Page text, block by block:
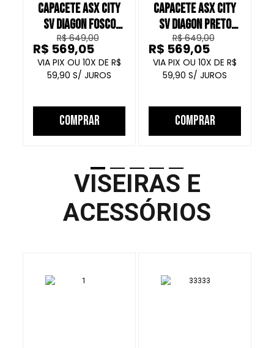
CAPACETE ASX CITY
SV DIAGON FOSCO
CINZA ROSA ROXO
R$ 649,00
10
R$
59,90
R$ 569,05
COMPRAR
CAPACETE ASX CITY
SV DIAGON PRETO
BRILHO VERMELHO
GRAFITE
R$ 649,00
10
R$
59,90
R$ 569,05
COMPRAR
VISEIRAS E
ACESSÓRIOS